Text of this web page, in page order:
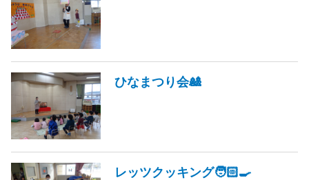
ひなまつり会🎎
レッツクッキング🧑🏻‍🍳